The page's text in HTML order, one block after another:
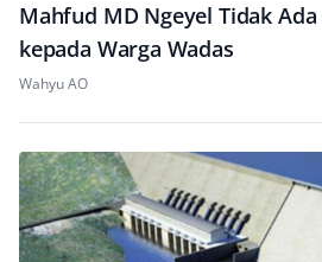
Mahfud MD Ngeyel Tidak
kepada Warga Wadas
Wahyu AO